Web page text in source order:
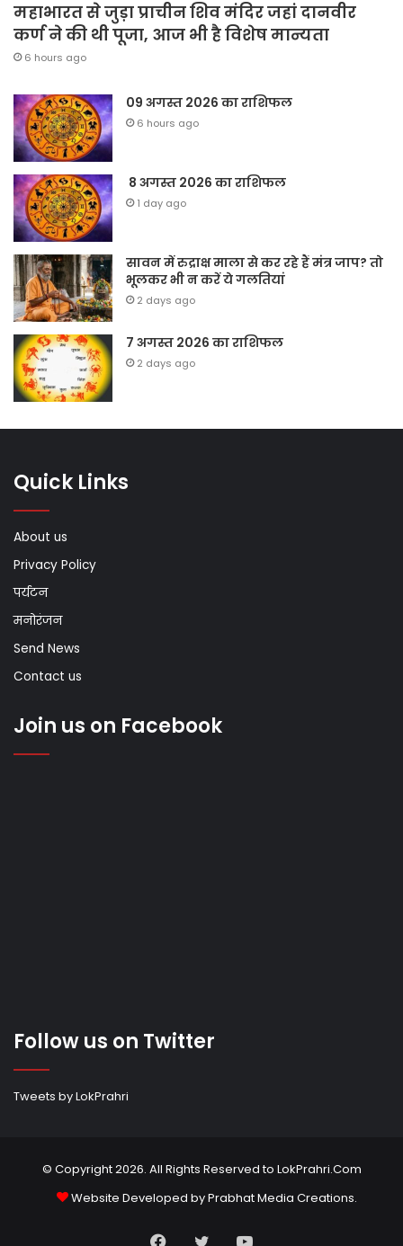
महाभारत से जुड़ा प्राचीन शिव मंदिर जहां दानवीर
कर्ण ने की थी पूजा, आज भी है विशेष मान्यता
6 hours ago
09 अगस्त 2026 का राशिफल
6 hours ago
8 अगस्त 2026 का राशिफल
1 day ago
सावन में रुद्राक्ष माला से कर रहे हैं मंत्र जाप? तो
भूलकर भी न करें ये गलतियां
2 days ago
7 अगस्त 2026 का राशिफल
2 days ago
Quick Links
About us
Privacy Policy
पर्यटन
मनोरंजन
Send News
Contact us
Join us on Facebook
Follow us on Twitter
Tweets by LokPrahri
© Copyright 2026. All Rights Reserved to LokPrahri.Com
Website Developed byPrabhat Media Creations.